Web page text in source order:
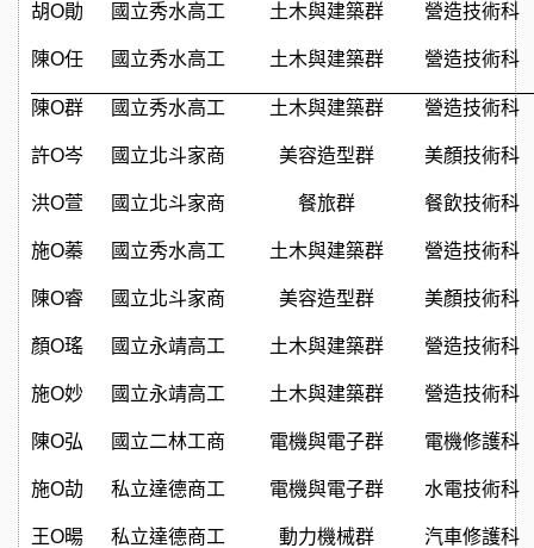
胡O勛 國⽴秀⽔⾼⼯ ⼟⽊與建築群 營造技術科
陳O任 國⽴秀⽔⾼⼯ ⼟⽊與建築群 營造技術科
陳O群 國⽴秀⽔⾼⼯ ⼟⽊與建築群 營造技術科
許O岑 國⽴北⽃家商 美容造型群 美顏技術科
洪O萱 國⽴北⽃家商 餐旅群 餐飲技術科
施O蓁 國⽴秀⽔⾼⼯ ⼟⽊與建築群 營造技術科
陳O睿 國⽴北⽃家商 美容造型群 美顏技術科
顏O瑤 國⽴永靖⾼⼯ ⼟⽊與建築群 營造技術科
施O妙 國⽴永靖⾼⼯ ⼟⽊與建築群 營造技術科
陳O弘 國⽴⼆林⼯商 電機與電⼦群 電機修護科
施O劼 私⽴達德商⼯ 電機與電⼦群 ⽔電技術科
王O暘 私⽴達德商⼯ 動⼒機械群 汽⾞修護科